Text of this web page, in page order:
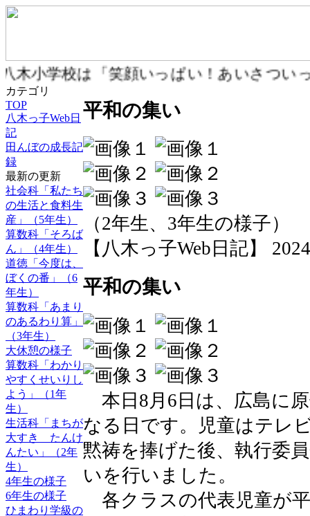
木小学校は「笑顔いっぱい！あいさつい
カテゴリ
TOP
八木っ子Web日
記
田んぼの成長記
録
最新の更新
社会科「私たち
の生活と食料生
産」（5年生）
算数科「そろば
ん」（4年生）
道徳「今度は、
ぼくの番」（6
年生）
算数科「あまり
のあるわり算」
（3年生）
大休憩の様子
算数科「わかり
やすくせいりし
よう」（1年
生）
生活科「まちが
大すき たんけ
んたい」（2年
生）
4年生の様子
6年生の様子
ひまわり学級の
平和の集い
（2年生、3年生の様子）
【八木っ子Web日記】
平和の集い
本日8月6日は、広島に
なる日です。児童はテレ
黙祷を捧げた後、執行委
いを行いました。
各クラスの代表児童が